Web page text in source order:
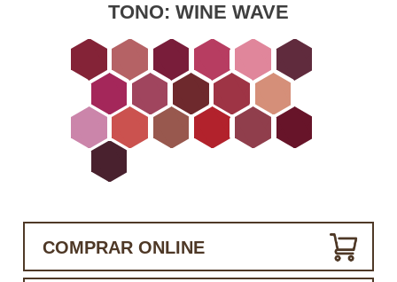
TONO: WINE WAVE
COMPRAR ONLINE